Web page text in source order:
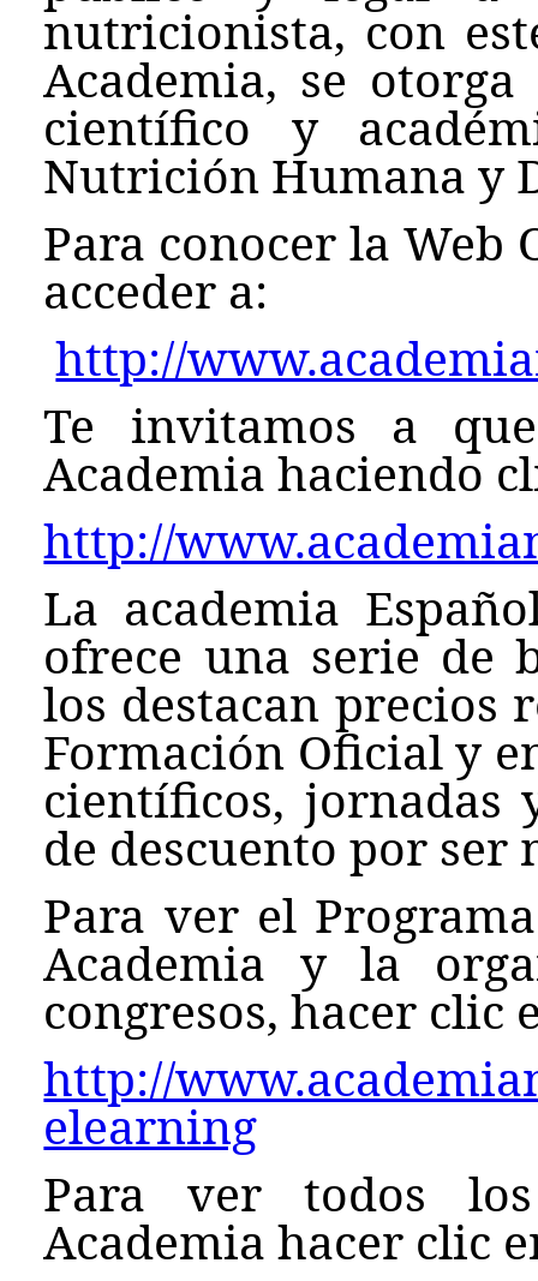
nutricionista, con
Academia, se
científico y
Nutrición Humana y
Para conocer la Web
acceder a:
http://
Te invitamos a
Academia haciendo
http://
La academia
ofrece una serie de
los destacan precios
Formación Oficial y
científicos, jornadas
de descuento por ser
Para ver el
Academia y la
congresos, hacer clic
http://
elearning
Para ver todos
Academia hacer clic